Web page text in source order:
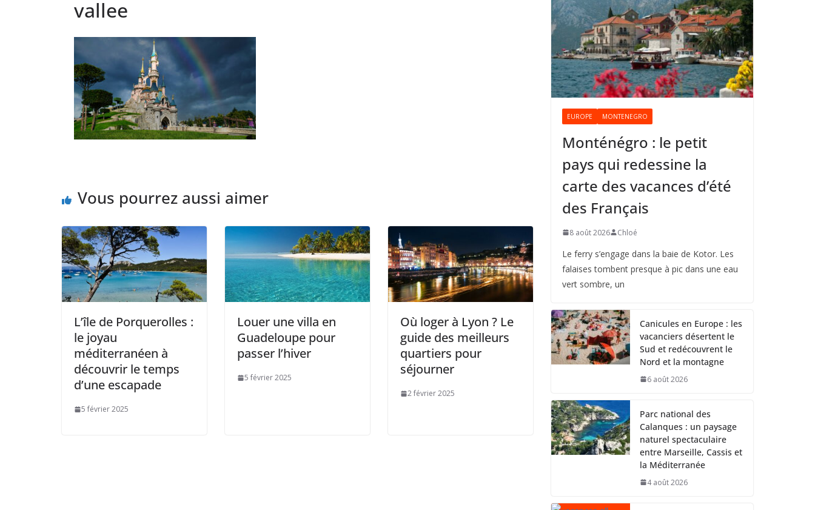
vallee
Vous pourrez aussi aimer
L’île de Porquerolles :
le joyau
méditerranéen à
découvrir le temps
d’une escapade
5 février 2025
Louer une villa en
Guadeloupe pour
passer l’hiver
5 février 2025
Où loger à Lyon ? Le
guide des meilleurs
quartiers pour
séjourner
2 février 2025
EUROPE MONTENEGRO
Monténégro : le petit
pays qui redessine la
carte des vacances d’été
des Français
8 août 2026 Chloé
Le ferry s’engage dans la baie de Kotor. Les
falaises tombent presque à pic dans une eau
vert sombre, un
Canicules en Europe : les
vacanciers désertent le
Sud et redécouvrent le
Nord et la montagne
6 août 2026
Parc national des
Calanques : un paysage
naturel spectaculaire
entre Marseille, Cassis et
la Méditerranée
4 août 2026